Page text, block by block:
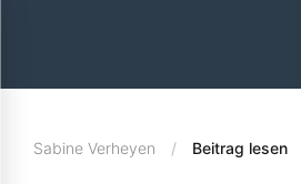
Sabine Verheyen Beitrag lesen